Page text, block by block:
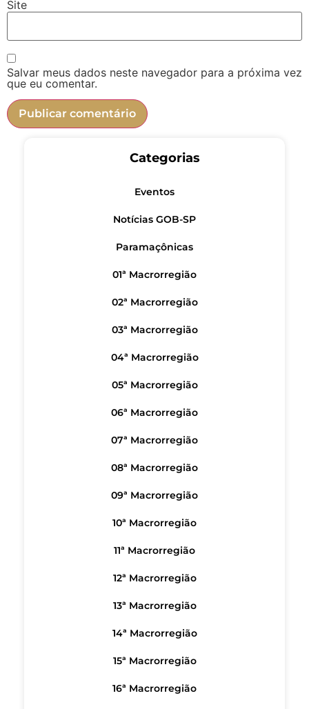
Site
Salvar meus dados neste navegador para a próxima vez
que eu comentar.
Categorias
Eventos
Notícias GOB-SP
Paramaçônicas
01ª Macrorregião
02ª Macrorregião
03ª Macrorregião
04ª Macrorregião
05ª Macrorregião
06ª Macrorregião
07ª Macrorregião
08ª Macrorregião
09ª Macrorregião
10ª Macrorregião
11ª Macrorregião
12ª Macrorregião
13ª Macrorregião
14ª Macrorregião
15ª Macrorregião
16ª Macrorregião